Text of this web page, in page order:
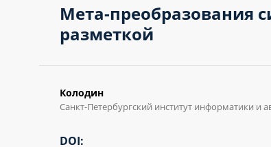
Мета-преобразования
разметкой
Колодин
Санкт-Петербургский институт информатики и
DOI: